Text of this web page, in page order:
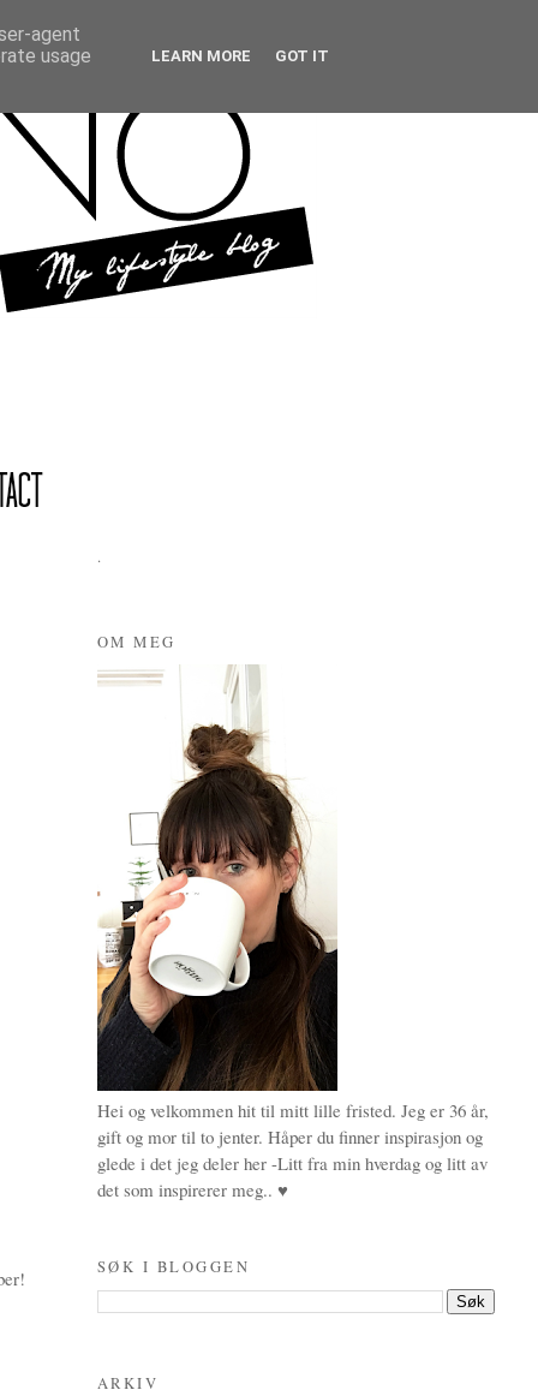
.
OM MEG
Hei og velkommen hit til mitt lille fristed. Jeg er 36 år,
gift og mor til to jenter. Håper du finner inspirasjon og
glede i det jeg deler her -Litt fra min hverdag og litt av
det som inspirerer meg.. ♥
SØK I BLOGGEN
ARKIV
agent
usage
LEARN MORE GOT IT